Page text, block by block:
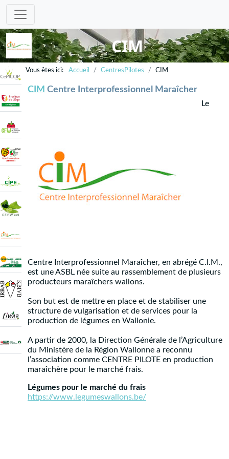
CIM
Accueil CentresPilotes CIM
CIM Centre Interprofessionnel Maraîcher
Le
Centre Interprofessionnel Maraîcher, en abrégé C.I.M.,
est une ASBL née suite au rassemblement de plusieurs
producteurs maraîchers wallons.
Son but est de mettre en place et de stabiliser une
structure de vulgarisation et de services pour la
production de légumes en Wallonie.
A partir de 2000, la Direction Générale de l’Agriculture
du Ministère de la Région Wallonne a reconnu
l’association comme CENTRE PILOTE en production
maraîchère pour le marché frais.
Légumes pour le marché du frais
https://www.legumeswallons.be/